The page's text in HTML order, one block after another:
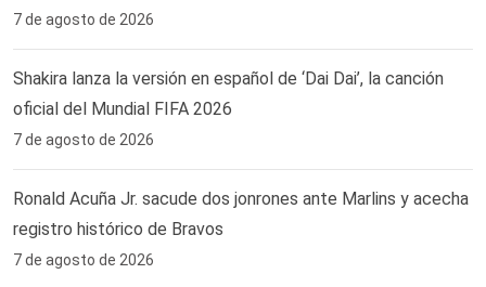
7 de agosto de 2026
Shakira lanza la versión en español de ‘Dai Dai’, la canción
oficial del Mundial FIFA 2026
7 de agosto de 2026
Ronald Acuña Jr. sacude dos jonrones ante Marlins y acecha
registro histórico de Bravos
7 de agosto de 2026